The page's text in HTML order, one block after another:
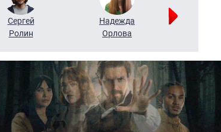
Сергей
Ролин
Надежда
Орлова